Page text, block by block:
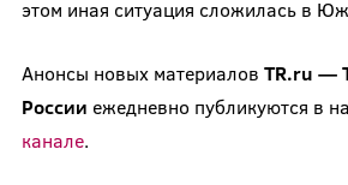
этом иная ситуация сложилась в
Анонсы новых материалов TR.ru —
России ежедневно публикуются в
канале.